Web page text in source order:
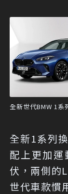
全新世代BMW 1系
全新1系列
配上更加
伏，兩側的
世代車款慣